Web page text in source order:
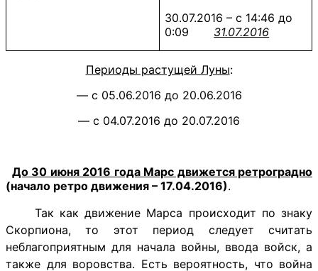
30.07.2016 – с 14:46 до
0:09 31.07.2016
Периоды растущей Луны:
— с 05.06.2016 до 20.06.2016
— с 04.07.2016 до 20.07.2016
До 30 июня 2016 года Марс движется ретроградно
(начало ретро движения – 17.04.2016).
Так как движение Марса происходит по знаку
Скорпиона, то этот период следует считать
неблагоприятным для начала войны, ввода войск, а
также для воровства. Есть вероятность, что война